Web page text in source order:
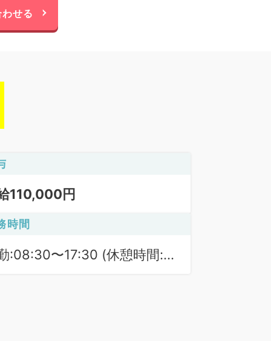
せる
110,000円
時間
:08:30〜17:30 (休憩時間: